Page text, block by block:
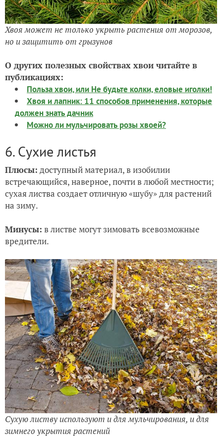
Хвоя может не только укрыть растения от морозов,
но и защитить от грызунов
О других полезных свойствах хвои читайте в
публикациях:
Польза хвои, или Не будьте колки, еловые иголки!
Хвоя и лапник: 11 способов применения, которые
должен знать дачник
Можно ли мульчировать розы хвоей?
6. Сухие листья
Плюсы: доступный материал, в изобилии
встречающийся, наверное, почти в любой местности;
сухая листва создает отличную «шубу» для растений
на зиму.
Минусы: в листве могут зимовать всевозможные
вредители.
Сухую листву используют и для мульчирования, и для
зимнего укрытия растений